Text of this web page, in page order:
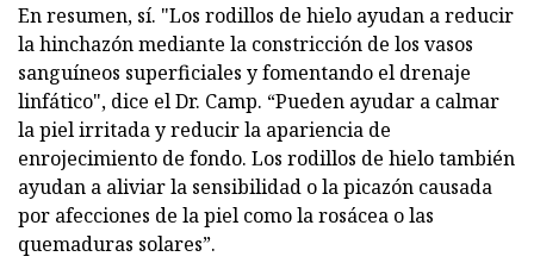
En resumen, sí. "Los rodillos de hielo ayudan a reducir
la hinchazón mediante la constricción de los vasos
sanguíneos superficiales y fomentando el drenaje
linfático", dice el Dr. Camp. “Pueden ayudar a calmar
la piel irritada y reducir la apariencia de
enrojecimiento de fondo. Los rodillos de hielo también
ayudan a aliviar la sensibilidad o la picazón causada
por afecciones de la piel como la rosácea o las
quemaduras solares”.